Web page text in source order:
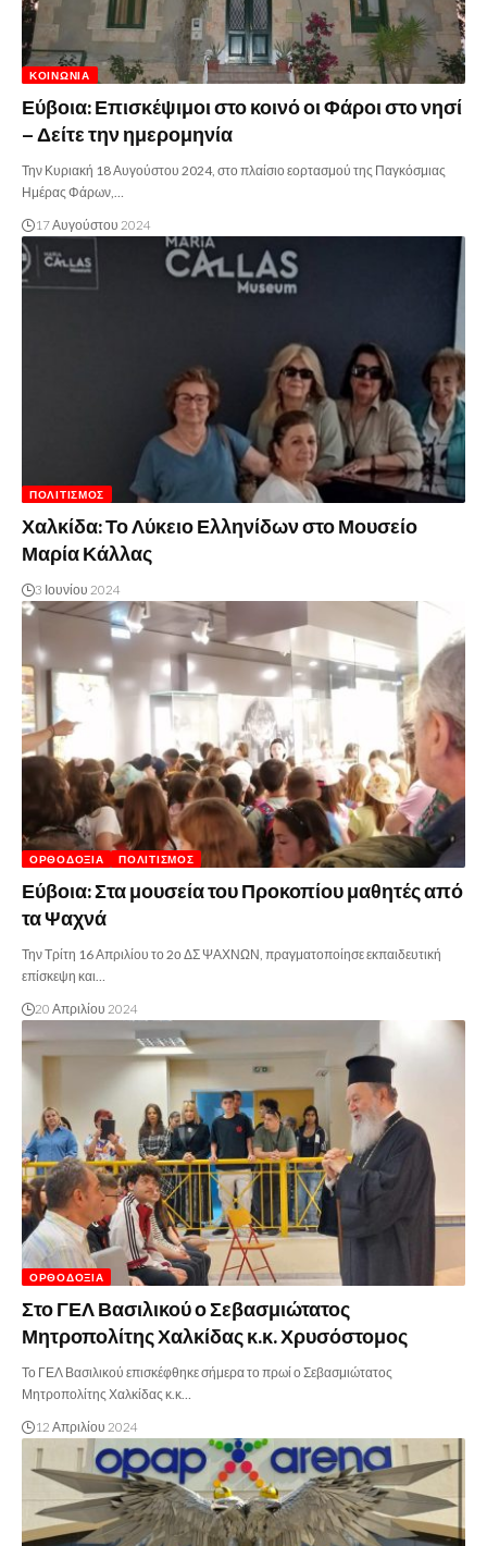
ΚΟΙΝΩΝΊΑ
Εύβοια: Επισκέψιμοι στο κοινό οι Φάροι στο νησί
– Δείτε την ημερομηνία
Την Κυριακή 18 Αυγούστου 2024, στο πλαίσιο εορτασμού της Παγκόσμιας
Ημέρας Φάρων,…
17 Αυγούστου 2024
ΠΟΛΙΤΙΣΜΌΣ
Χαλκίδα: Το Λύκειο Ελληνίδων στο Μουσείο
Μαρία Κάλλας
3 Ιουνίου 2024
ΟΡΘΟΔΟΞΊΑ ΠΟΛΙΤΙΣΜΌΣ
Εύβοια: Στα μουσεία του Προκοπίου μαθητές από
τα Ψαχνά
Την Τρίτη 16 Απριλίου το 2ο ΔΣ ΨΑΧΝΩΝ, πραγματοποίησε εκπαιδευτική
επίσκεψη και…
20 Απριλίου 2024
ΟΡΘΟΔΟΞΊΑ
Στο ΓΕΛ Βασιλικού ο Σεβασμιώτατος
Μητροπολίτης Χαλκίδας κ.κ. Χρυσόστομος
Το ΓΕΛ Βασιλικού επισκέφθηκε σήμερα το πρωί ο Σεβασμιώτατος
Μητροπολίτης Χαλκίδας κ.κ…
12 Απριλίου 2024